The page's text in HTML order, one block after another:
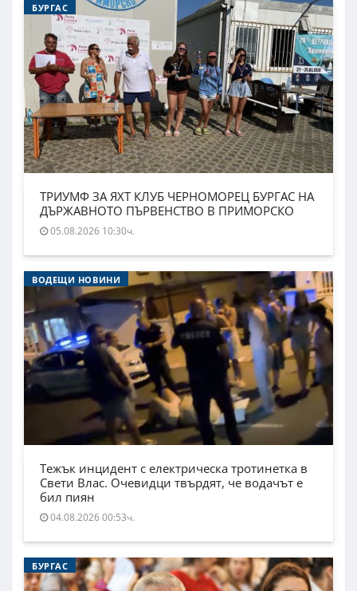
БУРГАС
ТРИУМФ ЗА ЯХТ КЛУБ ЧЕРНОМОРЕЦ БУРГАС НА
ДЪРЖАВНОТО ПЪРВЕНСТВО В ПРИМОРСКО
05.08.2026 10:30ч.
ВОДЕЩИ НОВИНИ
Тежък инцидент с електрическа тротинетка в
Свети Влас. Очевидци твърдят, че водачът е
бил пиян
04.08.2026 00:53ч.
БУРГАС